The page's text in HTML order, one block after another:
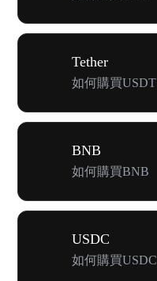
Tether
如何購買USDT
BNB
如何購買BNB
USDC
如何購買USDC